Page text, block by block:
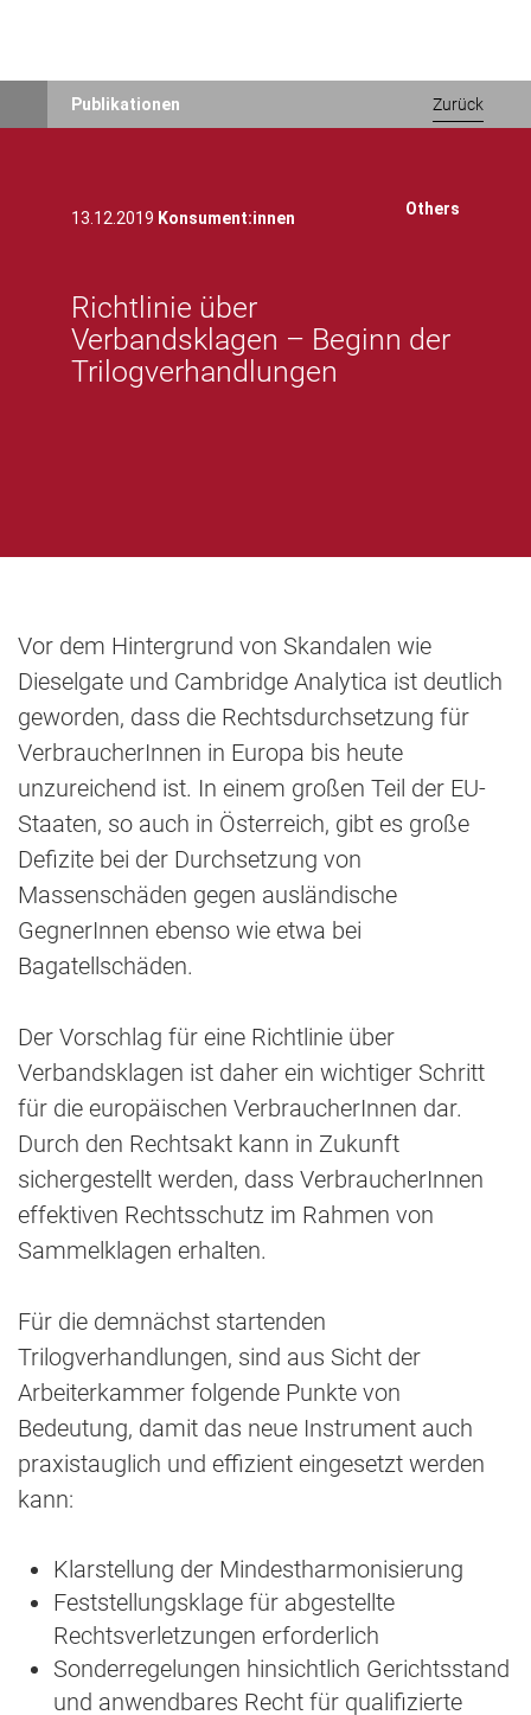
Publikationen Zurück
13.12.2019 Konsument:innen Others
Richtlinie über
Verbandsklagen – Beginn der
Trilogverhandlungen
Vor dem Hintergrund von Skandalen wie
Dieselgate und Cambridge Analytica ist deutlich
geworden, dass die Rechtsdurchsetzung für
VerbraucherInnen in Europa bis heute
unzureichend ist. In einem großen Teil der EU-
Staaten, so auch in Österreich, gibt es große
Defizite bei der Durchsetzung von
Massenschäden gegen ausländische
GegnerInnen ebenso wie etwa bei
Bagatellschäden.
Der Vorschlag für eine Richtlinie über
Verbandsklagen ist daher ein wichtiger Schritt
für die europäischen VerbraucherInnen dar.
Durch den Rechtsakt kann in Zukunft
sichergestellt werden, dass VerbraucherInnen
effektiven Rechtsschutz im Rahmen von
Sammelklagen erhalten.
Für die demnächst startenden
Trilogverhandlungen, sind aus Sicht der
Arbeiterkammer folgende Punkte von
Bedeutung, damit das neue Instrument auch
praxistauglich und effizient eingesetzt werden
kann:
Klarstellung der Mindestharmonisierung
Feststellungsklage für abgestellte
Rechtsverletzungen erforderlich
Sonderregelungen hinsichtlich Gerichtsstand
und anwendbares Recht für qualifizierte